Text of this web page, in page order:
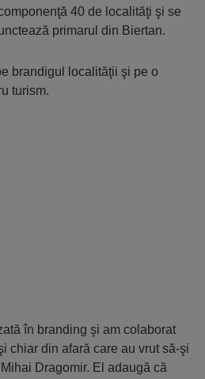
40 de localităţi şi se
primarul din Biertan.
brandigul localităţii şi pe o
turism.
în branding şi am colaborat
chiar din afară care au vrut să-şi
Dragomir. El adaugă că